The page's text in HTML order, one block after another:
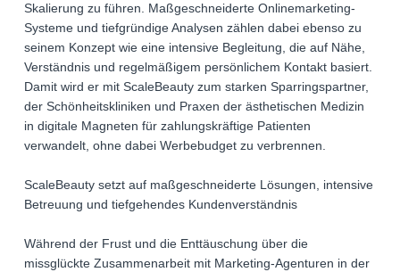
Skalierung zu führen. Maßgeschneiderte Onlinemarketing-
Systeme und tiefgründige Analysen zählen dabei ebenso zu
seinem Konzept wie eine intensive Begleitung, die auf Nähe,
Verständnis und regelmäßigem persönlichem Kontakt basiert.
Damit wird er mit ScaleBeauty zum starken Sparringspartner,
der Schönheitskliniken und Praxen der ästhetischen Medizin
in digitale Magneten für zahlungskräftige Patienten
verwandelt, ohne dabei Werbebudget zu verbrennen.
ScaleBeauty setzt auf maßgeschneiderte Lösungen, intensive
Betreuung und tiefgehendes Kundenverständnis
Während der Frust und die Enttäuschung über die
missglückte Zusammenarbeit mit Marketing-Agenturen in der